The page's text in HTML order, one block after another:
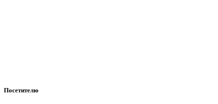
Посетителю